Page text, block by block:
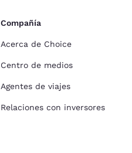
Compañía
Acerca de Choice
Centro de medios
Agentes de viajes
Relaciones con inversores